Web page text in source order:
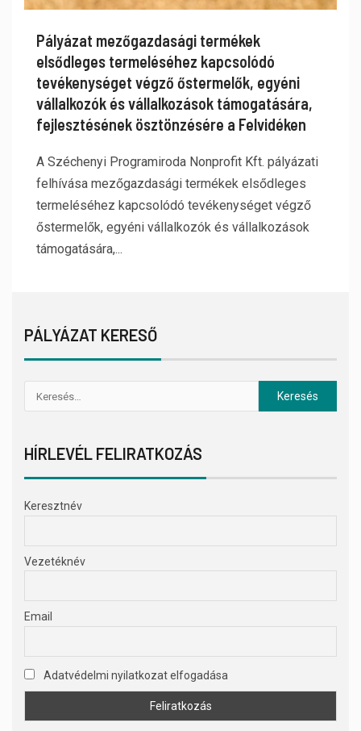
Pályázat mezőgazdasági termékek
elsődleges termeléséhez kapcsolódó
tevékenységet végző őstermelők, egyéni
vállalkozók és vállalkozások támogatására,
fejlesztésének ösztönzésére a Felvidéken
A Széchenyi Programiroda Nonprofit Kft. pályázati
felhívása mezőgazdasági termékek elsődleges
termeléséhez kapcsolódó tevékenységet végző
őstermelők, egyéni vállalkozók és vállalkozások
támogatására,...
PÁLYÁZAT KERESŐ
HÍRLEVÉL FELIRATKOZÁS
Keresztnév
Vezetéknév
Email
Adatvédelmi nyilatkozat elfogadása